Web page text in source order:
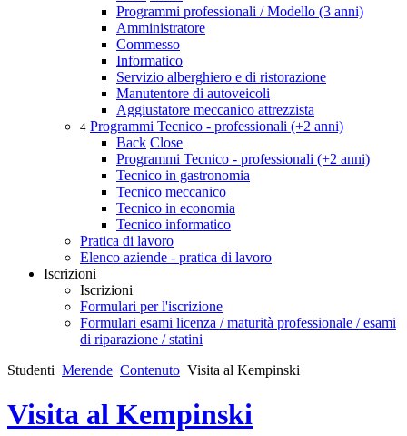
Programmi professionali / Modello (3 anni)
Amministratore
Commesso
Informatico
Servizio alberghiero e di ristorazione
Manutentore di autoveicoli
Aggiustatore meccanico attrezzista
4 Programmi Tecnico - professionali (+2 anni)
Back Close
Programmi Tecnico - professionali (+2 anni)
Tecnico in gastronomia
Tecnico meccanico
Tecnico in economia
Tecnico informatico
Pratica di lavoro
Elenco aziende - pratica di lavoro
Iscrizioni
Iscrizioni
Formulari per l'iscrizione
Formulari esami licenza / maturità professionale / esami
di riparazione / statini
Studenti Merende Contenuto Visita al Kempinski
Visita al Kempinski